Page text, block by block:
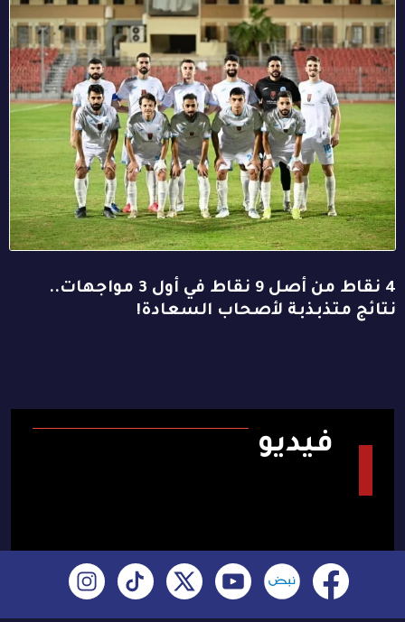
4 نقاط من أصل 9 نقاط في أول 3 مواجهات..
نتائج متذبذبة لأصحاب السعادة!
فيديو